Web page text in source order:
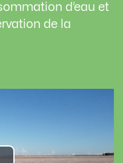
d’eau et
de la